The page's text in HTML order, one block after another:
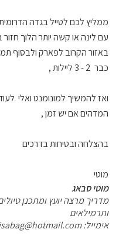
ממליץ לכם לטייל בגדה הדרומית
עם לינה או קשה יותר הלוך חזור
באזור הקרוב לפארק ולבסוף
כבר 2 - 3 ליילות ,
ואז להמשיך למונומנט ואלי
המדהים אם יש זמן ,
בהצלחה ובטיחות בדרכים
מוטי
מוטי סבאג
מדריך מרצה יועץ ומתכנן
ותרמילאים
אימייל: